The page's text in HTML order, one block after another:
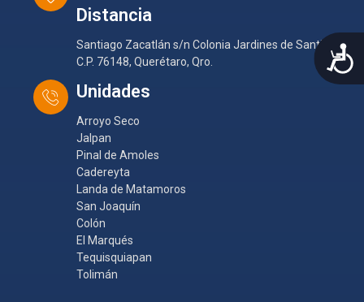
Distancia
Santiago Zacatlán s/n Colonia Jardines de Santiago
C.P. 76148, Querétaro, Qro.
Unidades
Arroyo Seco
Jalpan
Pinal de Amoles
Cadereyta
Landa de Matamoros
San Joaquín
Colón
El Marqués
Tequisquiapan
Tolimán